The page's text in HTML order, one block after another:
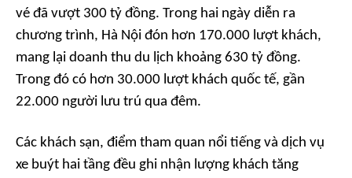
vé đã vượt 300 tỷ đồng. Trong hai ngày diễn ra
chương trình, Hà Nội đón hơn 170.000 lượt khách,
mang lại doanh thu du lịch khoảng 630 tỷ đồng.
Trong đó có hơn 30.000 lượt khách quốc tế, gần
22.000 người lưu trú qua đêm.
Các khách sạn, điểm tham quan nổi tiếng và dịch vụ
xe buýt hai tầng đều ghi nhận lượng khách tăng